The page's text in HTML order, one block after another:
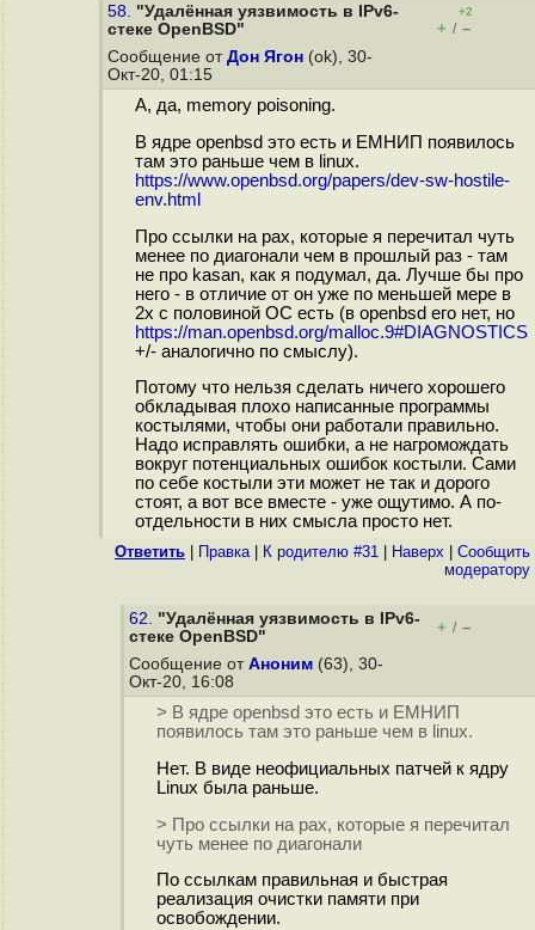
58. "Удалённая уязвимость в IPv6-
стеке OpenBSD"
+2
+ / –
Сообщение от Дон Ягон (ok), 30-
Окт-20, 01:15
А, да, memory poisoning.
В ядре openbsd это есть и ЕМНИП появилось
там это раньше чем в linux.
https://www.openbsd.org/papers/dev-sw-hostile-
env.html
Про ссылки на pax, которые я перечитал чуть
менее по диагонали чем в прошлый раз - там
не про kasan, как я подумал, да. Лучше бы про
него - в отличие от он уже по меньшей мере в
2х с половиной ОС есть (в openbsd его нет, но
https://man.openbsd.org/malloc.9#DIAGNOSTICS
+/- аналогично по смыслу).
Потому что нельзя сделать ничего хорошего
обкладывая плохо написанные программы
костылями, чтобы они работали правильно.
Надо исправлять ошибки, а не нагромождать
вокруг потенциальных ошибок костыли. Сами
по себе костыли эти может не так и дорого
стоят, а вот все вместе - уже ощутимо. А по-
отдельности в них смысла просто нет.
Ответить Правка| К родителю #31 Наверх
Cообщить
модератору
62. "Удалённая уязвимость в IPv6-
стеке OpenBSD"
+ / –
Сообщение от Аноним (63), 30-
Окт-20, 16:08
> В ядре openbsd это есть и ЕМНИП
появилось там это раньше чем в linux.
Нет. В виде неофициальных патчей к ядру
Linux была раньше.
> Про ссылки на pax, которые я перечитал
чуть менее по диагонали
По ссылкам правильная и быстрая
реализация очистки памяти при
освобождении.